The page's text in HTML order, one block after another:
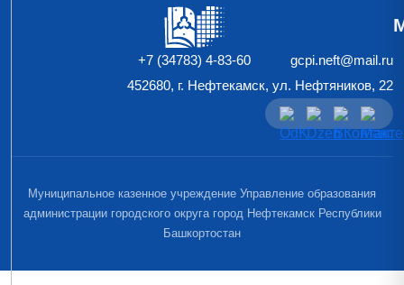
+7 (34783) 4-83-60
gcpi.neft@mail.ru
452680, г. Нефтекамск, ул. Нефтяников, 22
Муниципальное казенное учреждение Управление образования
администрации городского округа город Нефтекамск Республики
Башкортостан